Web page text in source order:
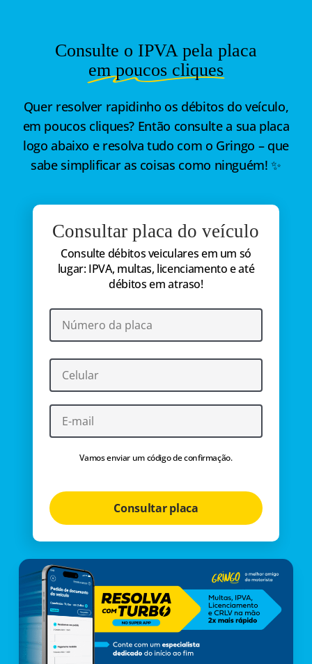
Consulte o IPVA pela placa
em poucos cliques
Quer resolver rapidinho os débitos do veículo,
em poucos cliques? Então consulte a sua placa
logo abaixo e resolva tudo com o Gringo – que
sabe simplificar as coisas como ninguém! ✨
Consultar placa do veículo
Consulte débitos veiculares em um só
lugar: IPVA, multas, licenciamento e até
débitos em atraso!
Vamos enviar um código de confirmação.
Consultar placa